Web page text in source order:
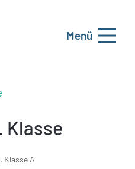
Menü
Klasse
Klasse A